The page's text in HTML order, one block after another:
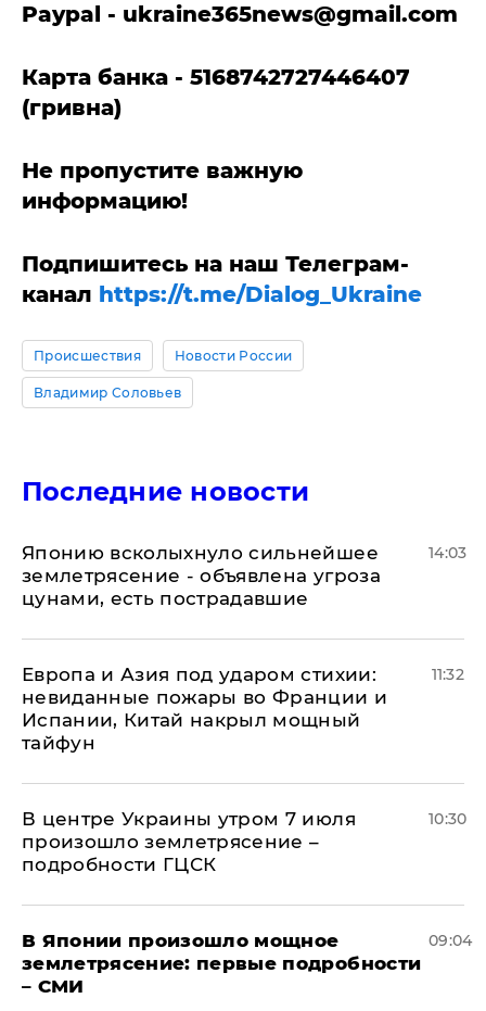
Paypal - ukraine365news@gmail.com
Карта банка - 5168742727446407
(гривна)
Не пропустите важную
информацию!
Подпишитесь на наш Телеграм-
канал https://t.me/Dialog_Ukraine
Происшествия Новости России
Владимир Соловьев
Последние новости
Японию всколыхнуло сильнейшее
землетрясение - объявлена угроза
цунами, есть пострадавшие
14:03
Европа и Азия под ударом стихии:
невиданные пожары во Франции и
Испании, Китай накрыл мощный
тайфун
11:32
В центре Украины утром 7 июля
произошло землетрясение –
подробности ГЦСК
10:30
В Японии произошло мощное
землетрясение: первые подробности
– СМИ
09:04